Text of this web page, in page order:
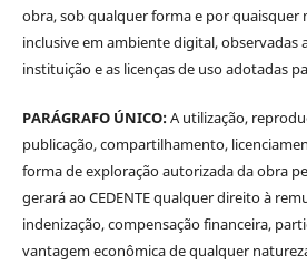
obra, sob qualquer forma e por quaisquer
inclusive em ambiente digital, observadas
instituição e as licenças de uso adotadas
PARÁGRAFO ÚNICO:A utilização,
publicação, compartilhamento,
forma de exploração autorizada da obra
gerará ao CEDENTE qualquer direito à
indenização, compensação financeira,
vantagem econômica de qualquer